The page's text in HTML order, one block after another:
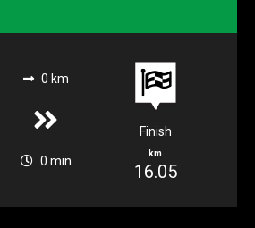
0 km
0 min
Finish
km
16.05